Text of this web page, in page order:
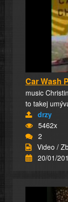
Car Wash
music
to takej
drzy
5462x
2
Video /
20/01/